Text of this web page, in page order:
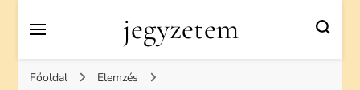
jegyzetem
Főoldal
Elemzés